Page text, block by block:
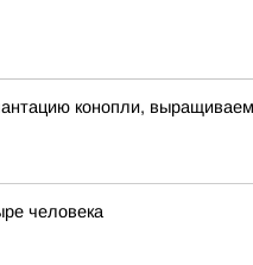
конопли,
человека